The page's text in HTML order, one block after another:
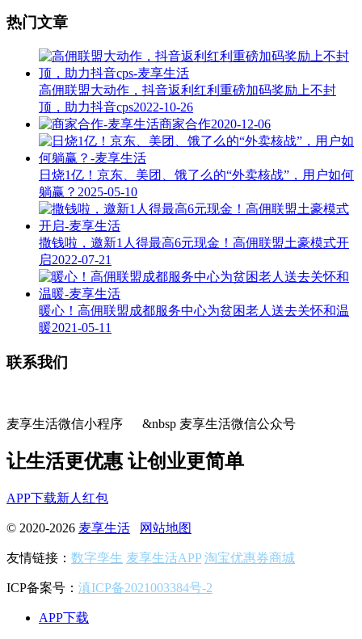
热门文章
高佣联盟大动作，抖音返利红利重磅加码奖励上不封
顶，助力抖音cps2022-10-26
商家合作2020-12-06
日烧1亿！京东、美团、饿了么的“外卖核战”，用户如何
躺赢？ 2025-05-10
撒钱啦，邀新1人得最高6元现金！高佣联盟土豪模式开
启2022-07-21
暖心！高佣联盟成都服务中心为贫困老人送去关怀和温
暖2021-05-11
联系我们
麦享生活微信小程序 &nbsp 麦享生活微信公众号
让生活更优惠 让创业更简单
APP下载新人红包
© 2020-2026 麦享生活 网站地图
友情链接： 数字孪生 麦享生活APP 淘宝优惠券商城
ICP备案号： 滇ICP备2021003384号-2
APP下载